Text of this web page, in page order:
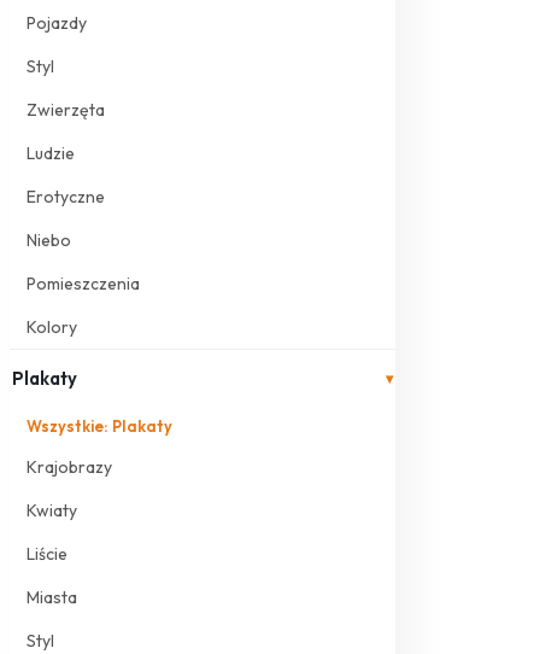
Pojazdy
Styl
Zwierzęta
Ludzie
Erotyczne
Niebo
Pomieszczenia
Kolory
Plakaty ▾
Wszystkie: Plakaty
Krajobrazy
Kwiaty
Liście
Miasta
Styl